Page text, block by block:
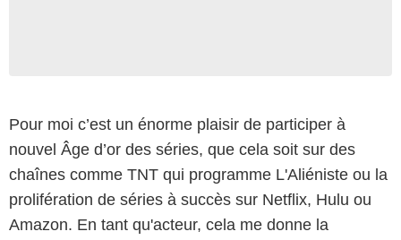
Pour moi c’est un énorme plaisir de participer à
nouvel Âge d’or des séries, que cela soit sur des
chaînes comme TNT qui programme L'Aliéniste ou la
prolifération de séries à succès sur Netflix, Hulu ou
Amazon. En tant qu'acteur, cela me donne la